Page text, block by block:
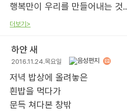
행복만이 우리를 만들어내는 것..
더보기>
하얀 새
2016.11.24.목요일
저녁 밥상에 올려놓은
흰밥을 먹다가
문득 쳐다본 창밖